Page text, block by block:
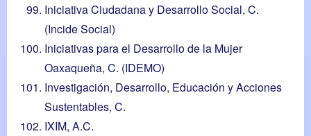
Iniciativa Ciudadana y Desarrollo Social, C.
(Incide Social)
Iniciativas para el Desarrollo de la Mujer
Oaxaqueña, C. (IDEMO)
Investigación, Desarrollo, Educación y Acciones
Sustentables, C.
IXIM, A.C.